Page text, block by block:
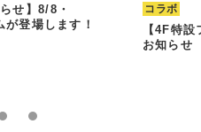
せ】8/8・
登場します！
コラボ
【4F特
お知らせ